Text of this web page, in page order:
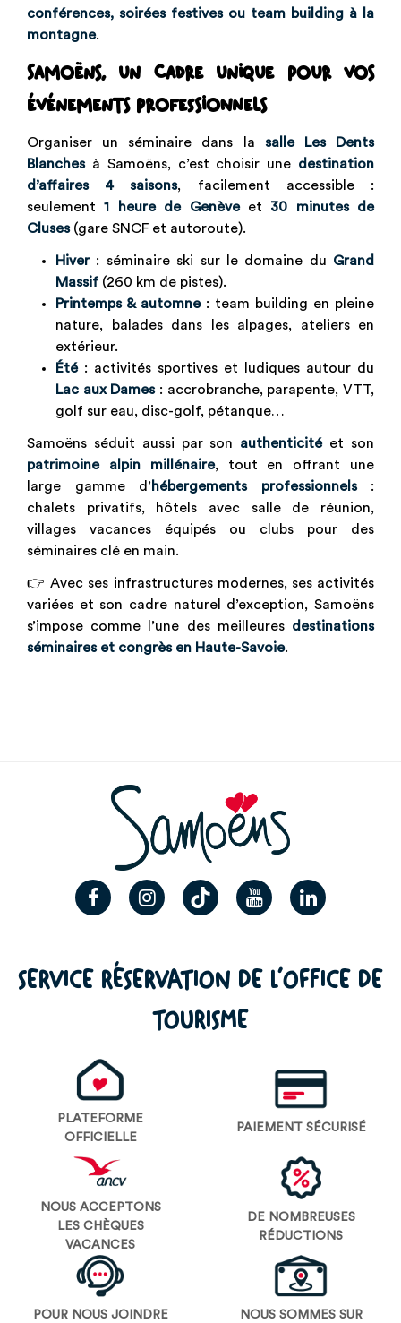
conférences, soirées festives ou team building à la
montagne.
Samoëns, un cadre unique pour vos
événements professionnels
Organiser un séminaire dans la salle Les Dents
Blanchesà Samoëns, c’est choisir une destination
d’affaires 4 saisons, facilement accessible :
seulement1 heure de Genèveet 30 minutes de
Cluses(gare SNCF et autoroute).
Hiver: séminaire ski sur le domaine du Grand
Massif (260 km de pistes).
Printemps & automne: team building en pleine
nature, balades dans les alpages, ateliers en
extérieur.
Été: activités sportives et ludiques autour du
Lac aux Dames: accrobranche, parapente, VTT,
golf sur eau, disc-golf, pétanque…
Samoëns séduit aussi par son authenticitéet son
patrimoine alpin millénaire, tout en offrant une
large gamme d’hébergements professionnels:
chalets privatifs, hôtels avec salle de réunion,
villages vacances équipés ou clubs pour des
séminaires clé en main.
👉 Avec ses infrastructures modernes, ses activités
variées et son cadre naturel d’exception, Samoëns
s’impose comme l’une des meilleures destinations
séminaires et congrès en Haute-Savoie.
SERVICE RÉSERVATION DE L’OFFICE DE
TOURISME
PLATEFORME
OFFICIELLE
PAIEMENT SÉCURISÉ
NOUS ACCEPTONS
LES CHÈQUES
VACANCES
DE NOMBREUSES
RÉDUCTIONS
POUR NOUS JOINDRE
NOUS SOMMES SUR